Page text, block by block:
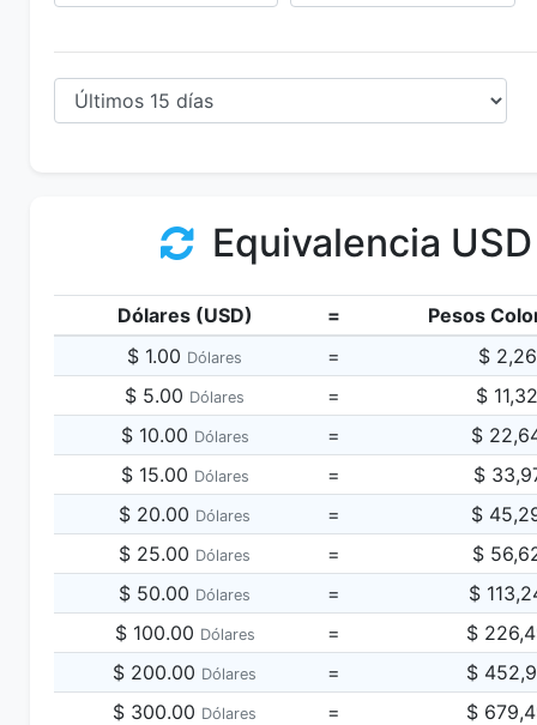
Equivalencia
Dólares (USD) =
Pesos
$ 1.00 Dólares = $
$ 5.00 Dólares = $
$ 10.00 Dólares = $
$ 15.00 Dólares = $
$ 20.00 Dólares = $
$ 25.00 Dólares = $
$ 50.00 Dólares = $
$ 100.00 Dólares = $
$ 200.00 Dólares = $
$ 300.00 Dólares = $